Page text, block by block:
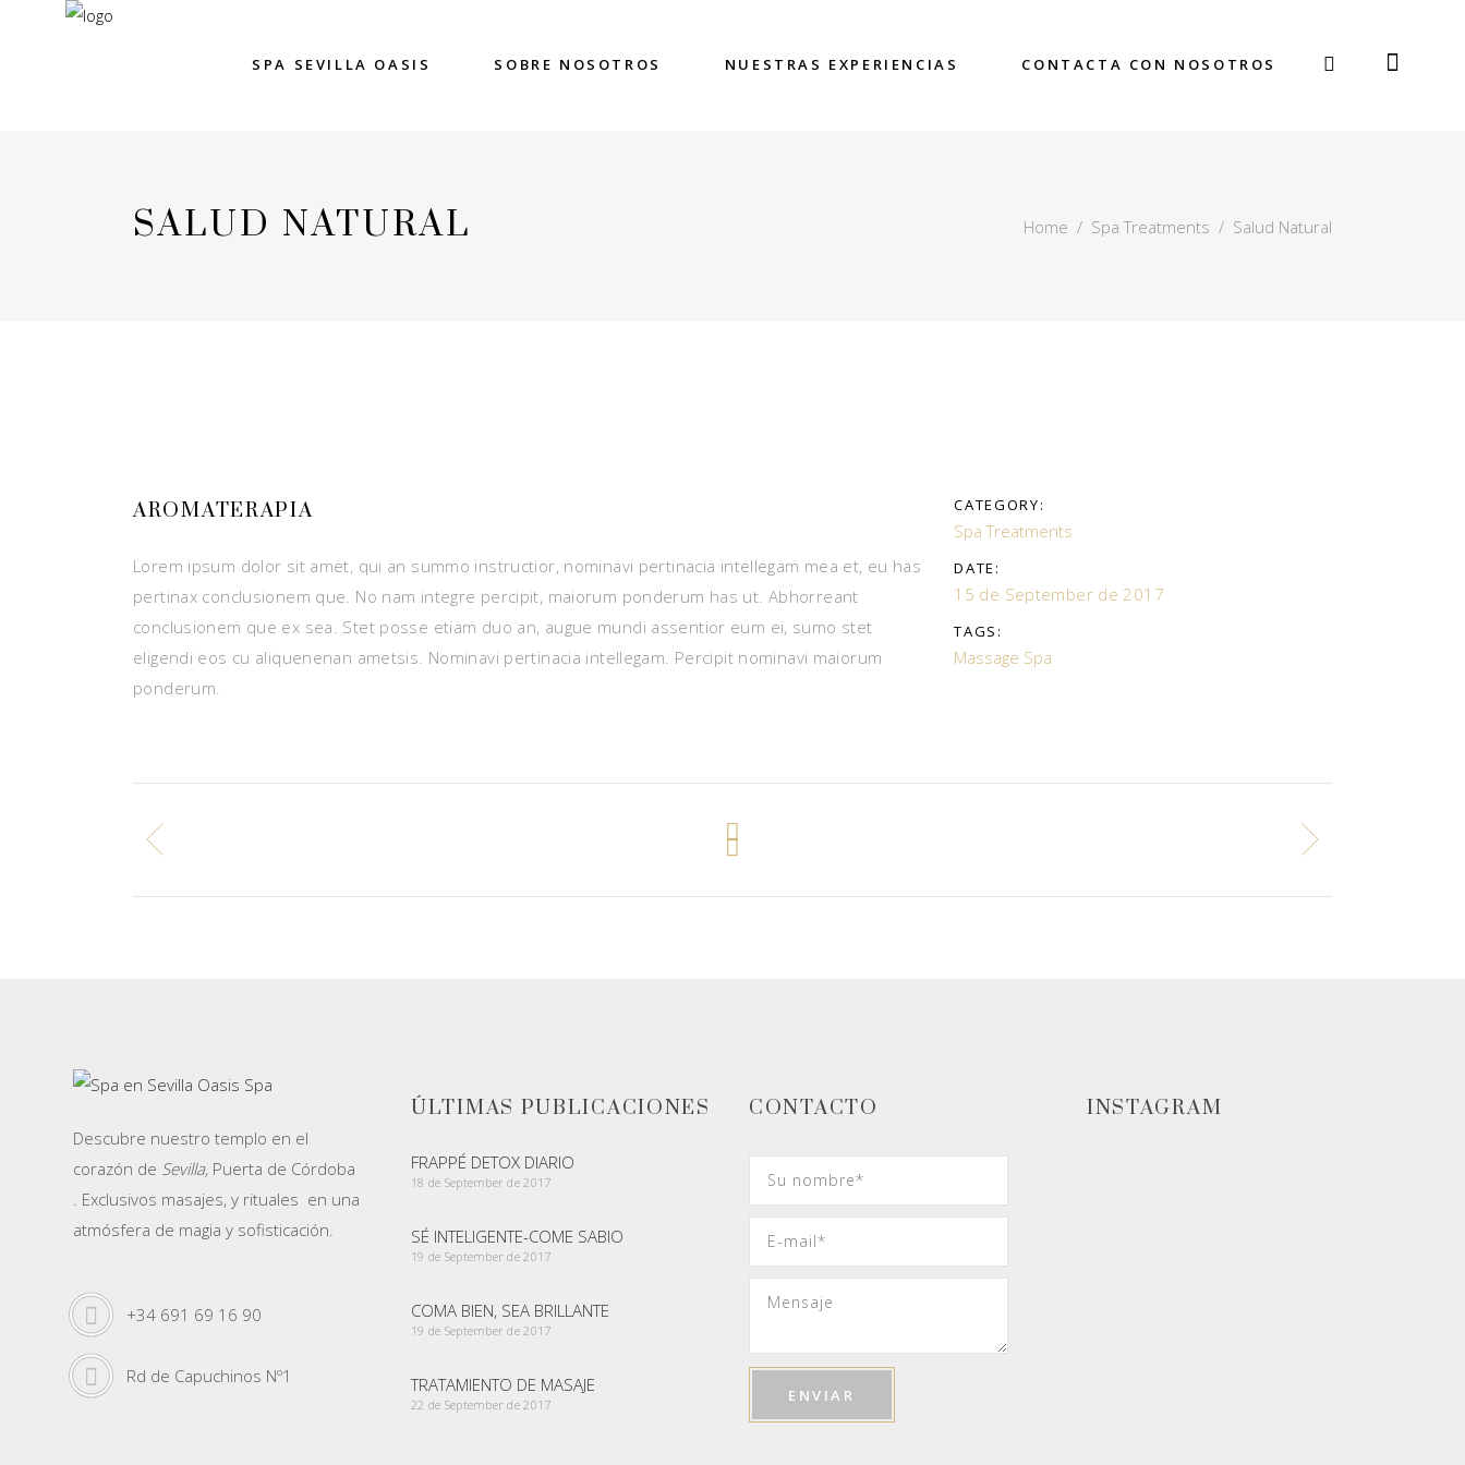
SPA SEVILLA OASIS SOBRE NOSOTROS NUESTRAS EXPERIENCIAS CONTACTA CON NOSOTROS
SALUD NATURAL Home / Spa Treatments / Salud Natural
AROMATERAPIA
Lorem ipsum dolor sit amet, qui an summo instructior, nominavi pertinacia intellegam mea et, eu has
pertinax conclusionem que. No nam integre percipit, maiorum ponderum has ut. Abhorreant
conclusionem que ex sea. Stet posse etiam duo an, augue mundi assentior eum ei, sumo stet
eligendi eos cu aliquenenan ametsis. Nominavi pertinacia intellegam. Percipit nominavi maiorum
ponderum.
CATEGORY:
Spa Treatments
DATE:
15 de September de 2017
TAGS:
Massage Spa
Descubre nuestro templo en el
corazón de Sevilla, Puerta de Córdoba
. Exclusivos masajes, y rituales en una
atmósfera de magia y sofisticación.
+34 691 69 16 90
Rd de Capuchinos Nº1
ÚLTIMAS PUBLICACIONES
FRAPPÉ DETOX DIARIO
18 de September de 2017
SÉ INTELIGENTE-COME SABIO
19 de September de 2017
COMA BIEN, SEA BRILLANTE
19 de September de 2017
TRATAMIENTO DE MASAJE
22 de September de 2017
CONTACTO INSTAGRAM